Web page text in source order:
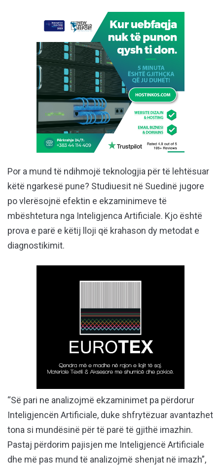
Por a mund të ndihmojë teknologjia për të lehtësuar
këtë ngarkesë pune? Studiuesit në Suedinë jugore
po vlerësojnë efektin e ekzaminimeve të
mbështetura nga Inteligjenca Artificiale. Kjo është
prova e parë e këtij lloji që krahason dy metodat e
diagnostikimit.
“Së pari ne analizojmë ekzaminimet pa përdorur
Inteligjencën Artificiale, duke shfrytëzuar avantazhet
tona si mundësinë për të parë të gjithë imazhin.
Pastaj përdorim pajisjen me Inteligjencë Artificiale
dhe më pas mund të analizojmë shenjat në imazh”,